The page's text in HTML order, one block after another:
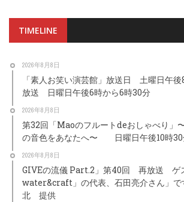
TIMELINE
2026年8月8日
「素人お笑い演芸館」放送日 土曜日午
放送 日曜日午後6時から6時30分
2026年8月8日
第32回「Maoのフルートdeおしゃべり」
の音色をあなたへ〜 日曜日午後10時30
2026年8月8日
GIVEの流儀 Part.2」第40回 再放送 ゲ
water&craft」の代表、石田亮介さん」
北 提供